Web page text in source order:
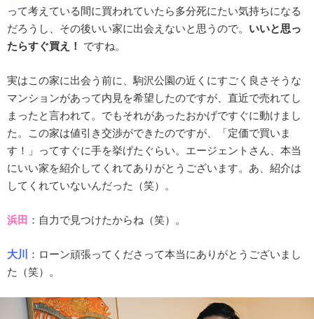
って考えている間に買われていたら多分死にたい気持ちになる
だろうし、その後いい家に出会えないと思うので。 いいと思っ
たらすぐ買え！
ですね。
実はこの家に出会う前に、駒沢公園の近くにすごく良さそうな
マンションがあって内見を希望したのですが、直近で売れてし
まったと言われて。でもそれがあったおかげですぐに動けまし
た。この家は値引き交渉ができたのですが、「定価で買いま
す！」ってすぐに手を挙げたぐらい。エージェントさん、本当
にいい家を紹介してくれてありがとうございます。あ、紹介は
してくれていないんだった（笑）。
浜田 ：自力で見つけたからね（笑）。
大川
：ローン頑張ってくださって本当にありがとうございまし
た（笑）。